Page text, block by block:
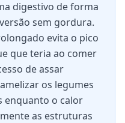
digestivo de forma
sem gordura.
evita o pico
que teria ao comer
de assar
os legumes
enquanto o calor
as estruturas